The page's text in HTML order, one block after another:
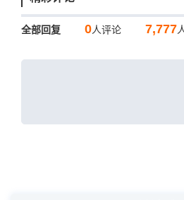
全部回复 0人评论 7,777